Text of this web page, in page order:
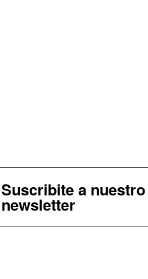
Suscribite a nuestro
newsletter